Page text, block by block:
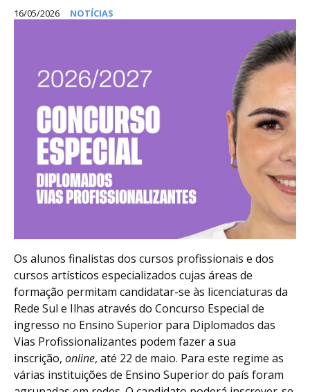
16/05/2026 NOTÍCIAS
Os alunos finalistas dos cursos profissionais e dos
cursos artísticos especializados cujas áreas de
formação permitam candidatar-se às licenciaturas da
Rede Sul e Ilhas através do Concurso Especial de
ingresso no Ensino Superior para Diplomados das
Vias Profissionalizantes podem fazer a sua
inscrição, online, até 22 de maio. Para este regime as
várias instituições de Ensino Superior do país foram